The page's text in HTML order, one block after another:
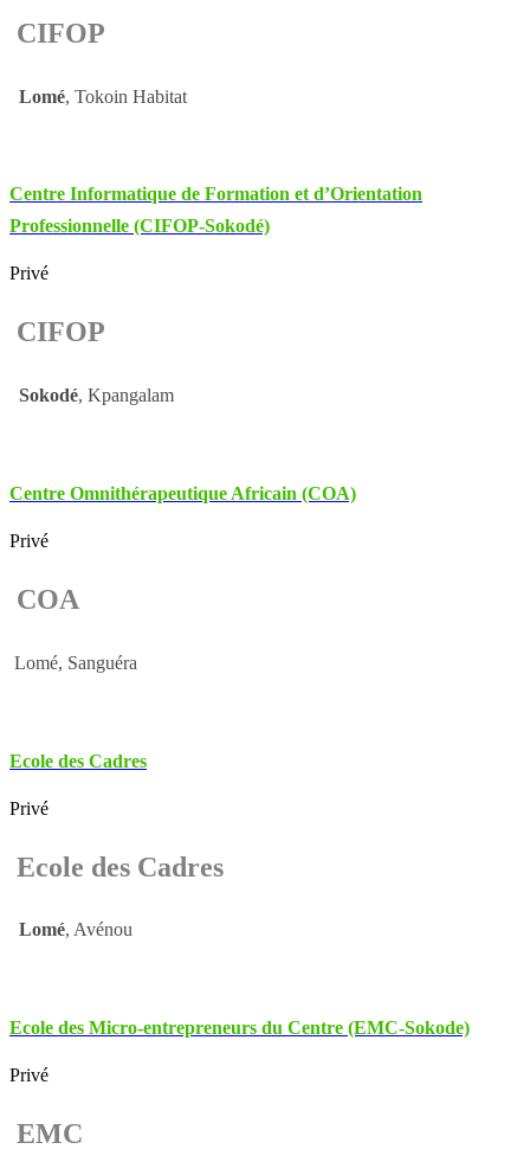
CIFOP
Lomé, Tokoin Habitat
Centre Informatique de Formation et d’Orientation
Professionnelle (CIFOP-Sokodé)
Privé
CIFOP
Sokodé, Kpangalam
Centre Omnithérapeutique Africain (COA)
Privé
COA
Lomé, Sanguéra
Ecole des Cadres
Privé
Ecole des Cadres
Lomé, Avénou
Ecole des Micro-entrepreneurs du Centre (EMC-Sokode)
Privé
EMC